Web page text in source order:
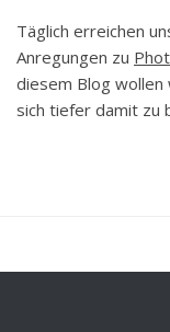
Täglich erreichen
Anregungen zu
diesem Blog
sich tiefer damit zu